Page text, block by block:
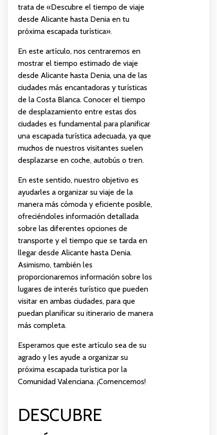
trata de «Descubre el tiempo de viaje
desde Alicante hasta Denia en tu
próxima escapada turística».
En este artículo, nos centraremos en
mostrar el tiempo estimado de viaje
desde Alicante hasta Denia, una de las
ciudades más encantadoras y turísticas
de la Costa Blanca. Conocer el tiempo
de desplazamiento entre estas dos
ciudades es fundamental para planificar
una escapada turística adecuada, ya que
muchos de nuestros visitantes suelen
desplazarse en coche, autobús o tren.
En este sentido, nuestro objetivo es
ayudarles a organizar su viaje de la
manera más cómoda y eficiente posible,
ofreciéndoles información detallada
sobre las diferentes opciones de
transporte y el tiempo que se tarda en
llegar desde Alicante hasta Denia.
Asimismo, también les
proporcionaremos información sobre los
lugares de interés turístico que pueden
visitar en ambas ciudades, para que
puedan planificar su itinerario de manera
más completa.
Esperamos que este artículo sea de su
agrado y les ayude a organizar su
próxima escapada turística por la
Comunidad Valenciana. ¡Comencemos!
DESCUBRE